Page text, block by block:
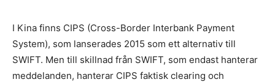
I Kina finns CIPS (Cross-Border Interbank Payment
System), som lanserades 2015 som ett alternativ till
SWIFT. Men till skillnad från SWIFT, som endast hanterar
meddelanden, hanterar CIPS faktisk clearing och